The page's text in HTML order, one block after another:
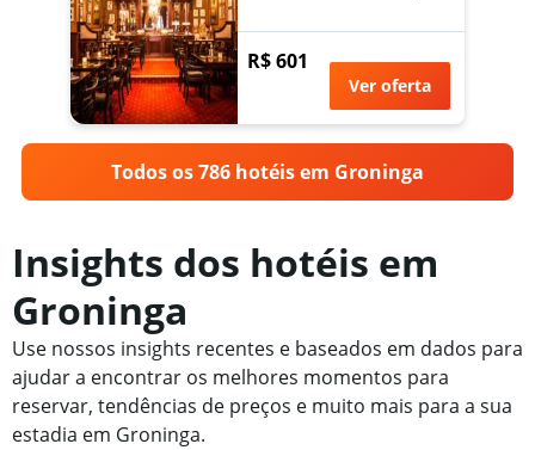
R$ 601
Ver oferta
Todos os 786 hotéis em Groninga
Insights dos hotéis em
Groninga
Use nossos insights recentes e baseados em dados para
ajudar a encontrar os melhores momentos para
reservar, tendências de preços e muito mais para a sua
estadia em Groninga.